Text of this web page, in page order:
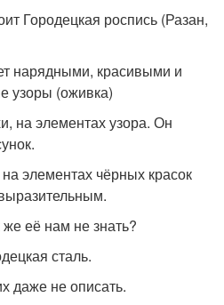
Городецкая роспись (Разан,
нарядными, красивыми и
узоры (оживка)
на элементах узора. Он
элементах чёрных красок
же её нам не знать?
сталь.
даже не описать.